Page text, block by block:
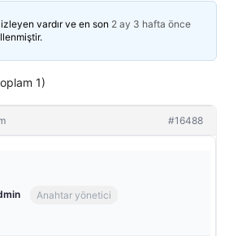
vardır ve en son 2 ay 3 hafta önce
1)
#16488
Anahtar yönetici